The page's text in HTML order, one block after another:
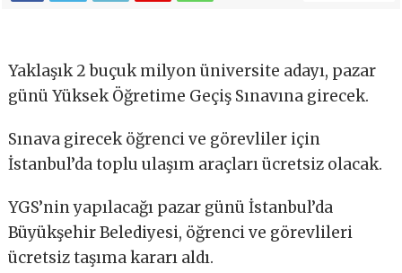
Yaklaşık 2 buçuk milyon üniversite adayı, pazar
günü Yüksek Öğretime Geçiş Sınavına girecek.
Sınava girecek öğrenci ve görevliler için
İstanbul’da toplu ulaşım araçları ücretsiz olacak.
YGS’nin yapılacağı pazar günü İstanbul’da
Büyükşehir Belediyesi, öğrenci ve görevlileri
ücretsiz taşıma kararı aldı.